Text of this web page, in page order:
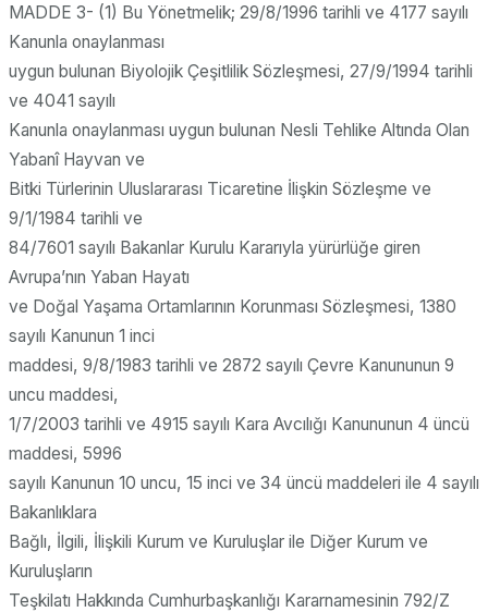
MADDE 3- (1) Bu Yönetmelik; 29/8/1996 tarihli ve 4177 sayılı
Kanunla onaylanması
uygun bulunan Biyolojik Çeşitlilik Sözleşmesi, 27/9/1994 tarihli
ve 4041 sayılı
Kanunla onaylanması uygun bulunan Nesli Tehlike Altında Olan
Yabanî Hayvan ve
Bitki Türlerinin Uluslararası Ticaretine İlişkin Sözleşme ve
9/1/1984 tarihli ve
84/7601 sayılı Bakanlar Kurulu Kararıyla yürürlüğe giren
Avrupa’nın Yaban Hayatı
ve Doğal Yaşama Ortamlarının Korunması Sözleşmesi, 1380
sayılı Kanunun 1 inci
maddesi, 9/8/1983 tarihli ve 2872 sayılı Çevre Kanununun 9
uncu maddesi,
1/7/2003 tarihli ve 4915 sayılı Kara Avcılığı Kanununun 4 üncü
maddesi, 5996
sayılı Kanunun 10 uncu, 15 inci ve 34 üncü maddeleri ile 4 sayılı
Bakanlıklara
Bağlı, İlgili, İlişkili Kurum ve Kuruluşlar ile Diğer Kurum ve
Kuruluşların
Teşkilatı Hakkında Cumhurbaşkanlığı Kararnamesinin 792/Z